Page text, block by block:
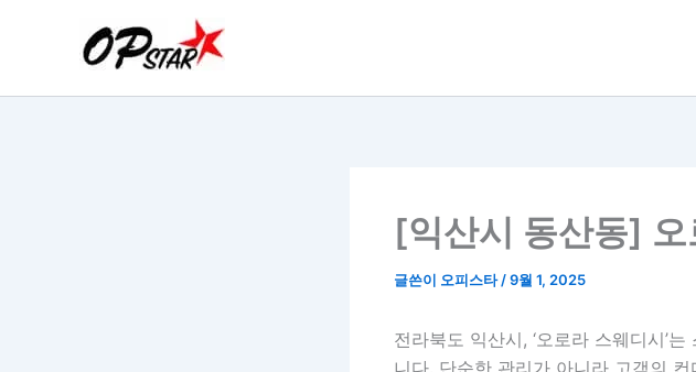
로
[익산시 동산동]
글쓴이 오피스타/9월 1, 2025
전라북도 익산시, ‘오로라 스웨디시’
니다. 단순한 관리가 아니라 고객의